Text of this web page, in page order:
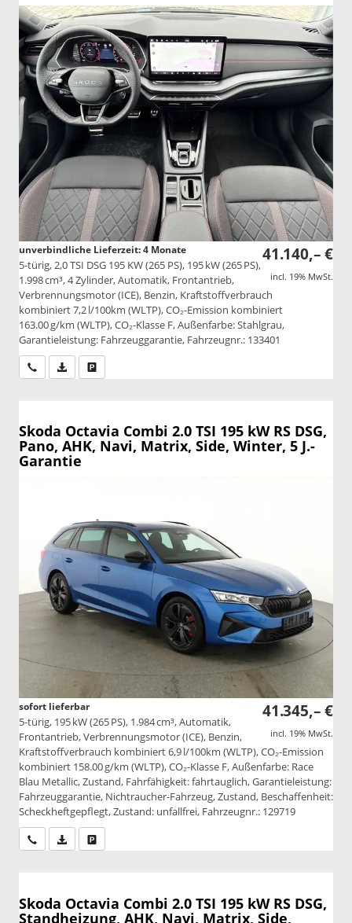
41.140,– €
incl. 19% MwSt.
unverbindliche Lieferzeit:4 Monate
5-türig, 2,0 TSI DSG 195 KW (265 PS), 195 kW (265 PS),
1.998 cm³, 4 Zylinder, Automatik, Frontantrieb,
Verbrennungsmotor (ICE), Benzin, Kraftstoffverbrauch
kombiniert 7,2 l/100km (WLTP), CO₂-Emission kombiniert
163.00 g/km (WLTP), CO₂-Klasse F, Außenfarbe: Stahlgrau,
Garantieleistung: Fahrzeuggarantie, Fahrzeugnr.: 133401
Wir rufen Sie anPDF-Datei, Fahrzeugexposé drucken
Skoda Octavia Combi 2.0 TSI 195 kW RS DSG,
Pano, AHK, Navi, Matrix, Side, Winter, 5 J.-
Garantie
41.345,– €
incl. 19% MwSt.
sofort lieferbar
5-türig, 195 kW (265 PS), 1.984 cm³, Automatik,
Frontantrieb, Verbrennungsmotor (ICE), Benzin,
Kraftstoffverbrauch kombiniert 6,9 l/100km (WLTP), CO₂-Emission
kombiniert 158.00 g/km (WLTP), CO₂-Klasse F, Außenfarbe: Race
Blau Metallic, Zustand, Fahrfähigkeit: fahrtauglich, Garantieleistung:
Fahrzeuggarantie, Nichtraucher-Fahrzeug, Zustand, Beschaffenheit:
Scheckheftgepflegt, Zustand: unfallfrei, Fahrzeugnr.: 129719
Wir rufen Sie anPDF-Datei, Fahrzeugexposé drucken
Skoda Octavia Combi 2.0 TSI 195 kW RS DSG,
Standheizung, AHK, Navi, Matrix, Side,